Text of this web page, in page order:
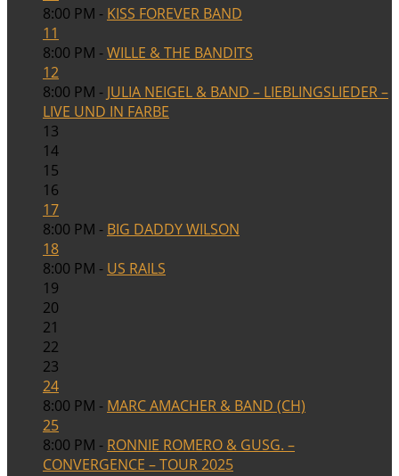
8:00 PM - KISS FOREVER BAND
11
8:00 PM -WILLE & THE BANDITS
12
8:00 PM - JULIA NEIGEL & BAND – LIEBLINGSLIEDER –
LIVE UND IN FARBE
13
14
15
16
17
8:00 PM - BIG DADDY WILSON
18
8:00 PM - US RAILS
19
20
21
22
23
24
8:00 PM - MARC AMACHER & BAND (CH)
25
8:00 PM - RONNIE ROMERO & GUSG. –
CONVERGENCE – TOUR 2025